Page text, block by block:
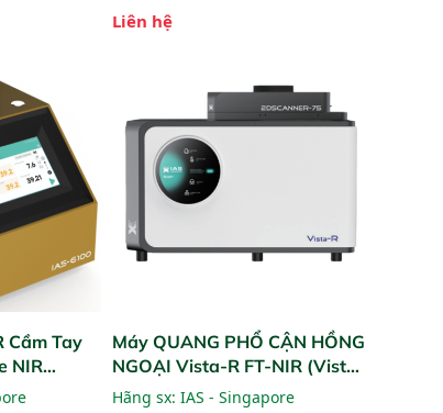
nhiệt tăng
áp suất
Mang lại
số theo
hóa dữ
doanh
Phạm vi sử dụng: Thiết bị linh hoạt
cho nhiều kịch bản khác nhau như
xuất hoặc trực tiếp ngoài đồng
Liên hệ
Cầm Tay
NIR
Máy QUANG PHỔ CẬN HỒNG
NGOẠI Vista-R FT-NIR (Vista-
R FT-NIR Analyzer)
Hãng sx: IAS - Singapore